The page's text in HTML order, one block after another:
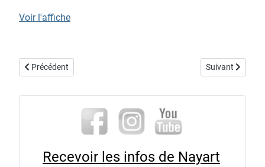
Voir l'affiche
Article précédent : "l'Artothèque sous les Arches"
Précédent Article suivant :
Suivant
Recevoir les infos de Nayart